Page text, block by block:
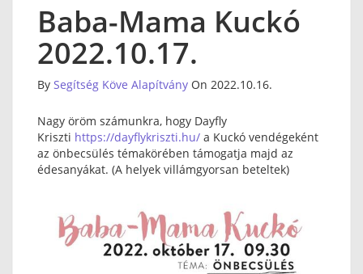
Baba-Mama Kuckó
2022.10.17.
By Segítség Köve Alapítvány On 2022.10.16.
Nagy öröm számunkra, hogy Dayfly
Kriszti https://dayflykriszti.hu/ a Kuckó vendégeként
az önbecsülés témakörében támogatja majd az
édesanyákat. (A helyek villámgyorsan beteltek)